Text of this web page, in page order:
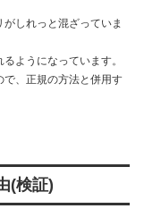
しれっと混ざっていま
ようになっています。
で、正規の方法と併用す
(検証)